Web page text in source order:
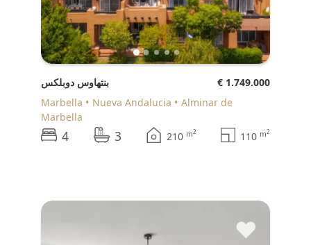
بنتهاوس دوبلكس
€ 1.749.000
Marbella
Nueva Andalucia
Alminar de
Marbella
4 3 210 m2 110 m2
♥